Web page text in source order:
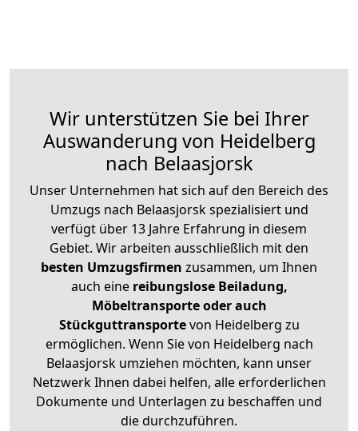
Wir unterstützen Sie bei Ihrer
Auswanderung von Heidelberg
nach Belaasjorsk
Unser Unternehmen hat sich auf den Bereich des
Umzugs nach Belaasjorsk spezialisiert und
verfügt über 13 Jahre Erfahrung in diesem
Gebiet. Wir arbeiten ausschließlich mit den
besten Umzugsfirmen zusammen, um Ihnen
auch eine reibungslose Beiladung,
Möbeltransporte oder auch
Stückguttransportevon Heidelberg zu
ermöglichen. Wenn Sie von Heidelberg nach
Belaasjorsk umziehen möchten, kann unser
Netzwerk Ihnen dabei helfen, alle erforderlichen
Dokumente und Unterlagen zu beschaffen und
die durchzuführen.